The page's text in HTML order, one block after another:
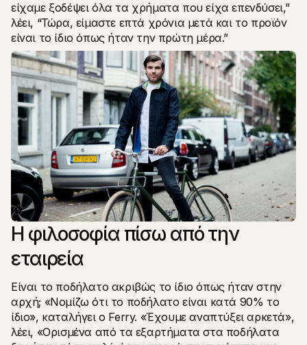
είχαμε ξοδέψει όλα τα χρήματα που είχα επενδύσει,”
λέει, “Τώρα, είμαστε επτά χρόνια μετά και το προϊόν
είναι το ίδιο όπως ήταν την πρώτη μέρα.”
Η φιλοσοφία πίσω από την
εταιρεία
Είναι το ποδήλατο ακριβώς το ίδιο όπως ήταν στην
αρχή; «Νομίζω ότι το ποδήλατο είναι κατά 90% το
ίδιο», καταλήγει ο Ferry. «Έχουμε αναπτύξει αρκετά»,
λέει, «Ορισμένα από τα εξαρτήματα στα ποδήλατα